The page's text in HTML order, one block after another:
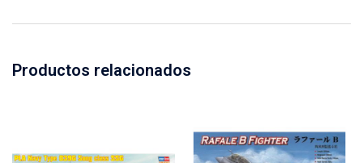
Productos relacionados